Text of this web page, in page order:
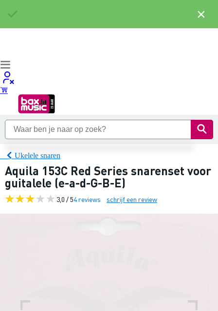
Ukelele snaren
Aquila 153C Red Series snarenset voor
guitalele (e-a-d-G-B-E)
3,0 / 54 reviews schrijf een review
×